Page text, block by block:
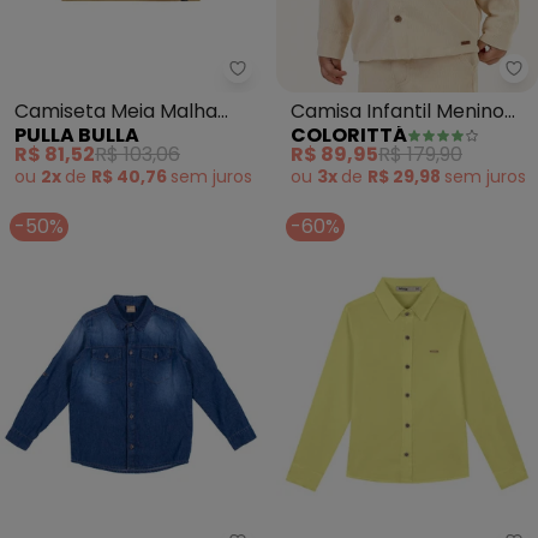
Pulla Bulla - Camiseta Meia
Camiseta Meia Malha
(Natural)
PULLA BULLA
R$ 81,52R$ 103,06
ou 2x de R$ 40,76 sem juros
Camisa Infantil Menino
Cotelê (Bege)
COLORITTÁ
R$ 89,95R$ 179,90
ou 3x de R$ 29,98 sem juros
-50% -60%